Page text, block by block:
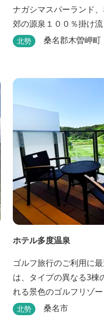
ナガシマスパーランド
郊の源泉１００％掛け
北勢 桑名郡木曽岬町
ホテル多度温泉
ゴルフ旅行のご利用に
は、タイプの異なる3棟
れる景色のゴルフリゾ
えない優雅なリゾート
北勢 桑名市